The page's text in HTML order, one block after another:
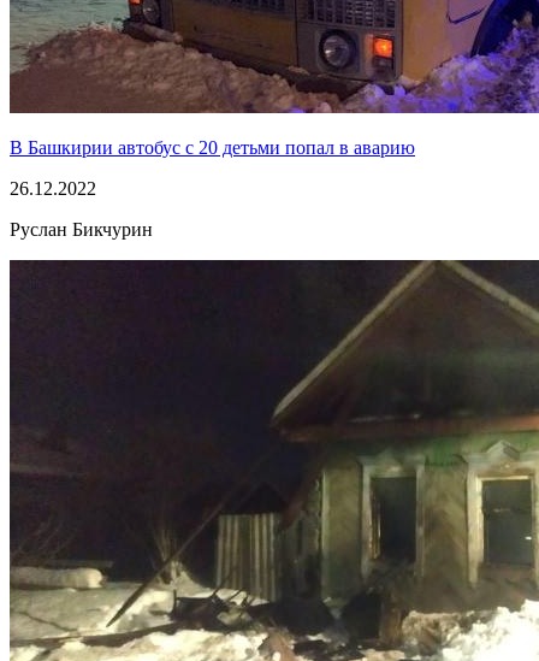
В Башкирии автобус с 20 детьми попал в аварию
26.12.2022
Руслан Бикчурин